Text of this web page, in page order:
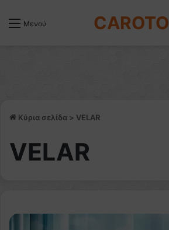
Μενού CAROTO
Κύρια σελίδα > VELAR
VELAR